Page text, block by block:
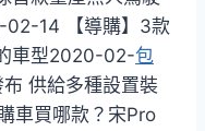
02-14 ​【導購】3款
車型2020-02-包
供給多種設置裝
車買哪款？宋Pro